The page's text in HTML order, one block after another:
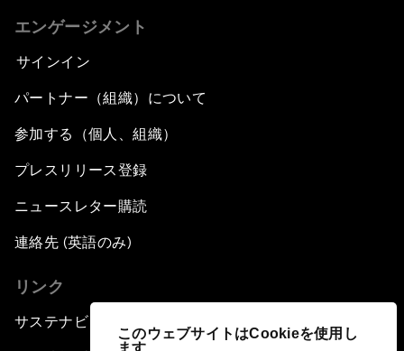
このウェブサイトはCookieを使用し
ます
エンゲージメント
サインイン
パートナー（組織）について
参加する（個人、組織）
プレスリリース登録
ニュースレター購読
連絡先 (英語のみ)
リンク
サステナビリティへの取り組み